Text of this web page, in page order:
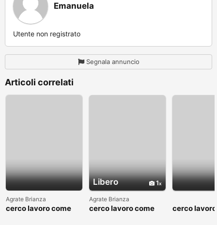
Emanuela
Utente non registrato
Segnala annuncio
Articoli correlati
Agrate Brianza
cerco lavoro come
Libero 1
Agrate Brianza
cerco lavoro come
cerco